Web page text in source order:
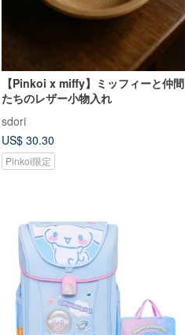
【Pinkoi x miffy】ミッフィーと仲間
たちのレザー小物入れ
sdori
US$ 30.30
Pinkoi限定